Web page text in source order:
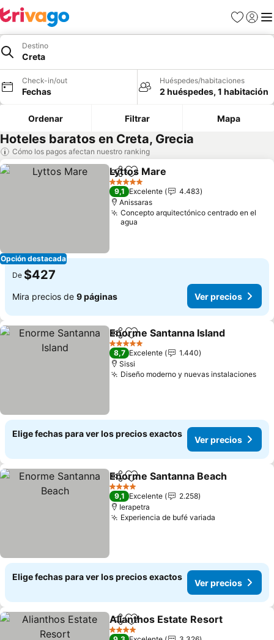
Favoritos
Iniciar
Destino
Creta
Check-in/out
Fechas
Huéspedes/habitaciones
2 huéspedes, 1 habitación
Ordenar Filtrar Mapa
Hoteles baratos en Creta, Grecia
Cómo los pagos afectan nuestro ranking
Opción destacada
CompartirAgregar a favoritos
Lyttos Mare
5 Estrellas
9,1 Excelente
4.483
Anissaras
Concepto arquitectónico centrado en el
agua
De $427
Mira precios de 9 páginas Ver precios
CompartirAgregar a favoritos
Enorme Santanna Island
5 Estrellas
8,7 Excelente
1.440
Sissi
Diseño moderno y nuevas instalaciones
Elige fechas para ver los precios exactos
Ver precios
CompartirAgregar a favoritos
Enorme Santanna Beach
4 Estrellas
9,1 Excelente
2.258
Ierapetra
Experiencia de bufé variada
Elige fechas para ver los precios exactos
Ver precios
CompartirAgregar a favoritos
Alianthos Estate Resort
4 Estrellas